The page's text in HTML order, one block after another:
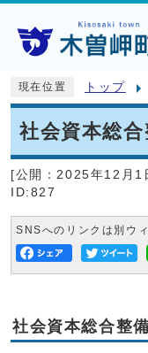
現在位置 トップ
社会資本総
[公開： 2025年12月1
ID:827
SNSへのリンクは別ウ
社会資本総合整